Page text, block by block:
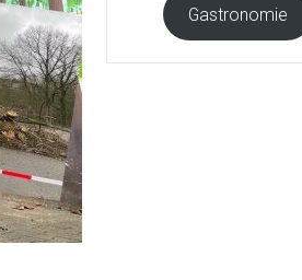
Gastronomie